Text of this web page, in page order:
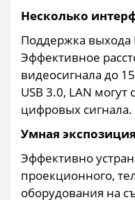
Несколько
Поддержка выхода
Эффективное
видеосигнала до
USB 3.0, LAN
цифровых сигнала.
Умная экспозиция
Эффективно
проекционного,
оборудования на